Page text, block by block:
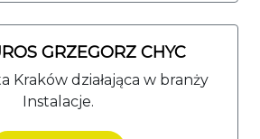
GRZEGORZ CHYC
Kraków działająca w branży
Instalacje.